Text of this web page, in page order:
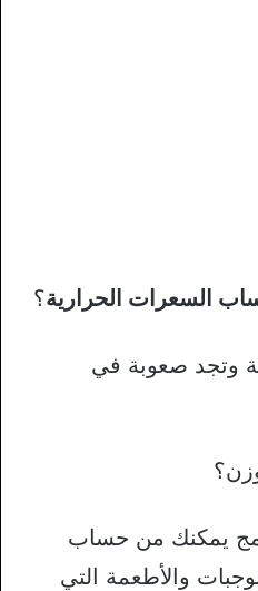
السعرات الحرارية؟
وتجد صعوبة في
يمكنك من حساب
والأطعمة التي